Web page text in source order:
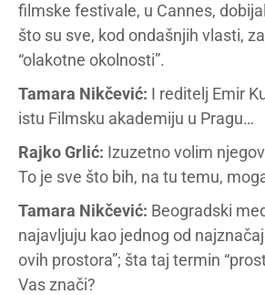
filmske festivale, u Cannes,
što su sve, kod ondašnjih vlasti,
“olakotne okolnosti”.
Tamara Nikčević: I reditelj Emir
istu Filmsku akademiju u Pragu…
Rajko Grlić: Izuzetno volim
To je sve što bih, na tu temu,
Tamara Nikčević: Beogradski
najavljuju kao jednog od
ovih prostora”; šta taj termin
Vas znači?